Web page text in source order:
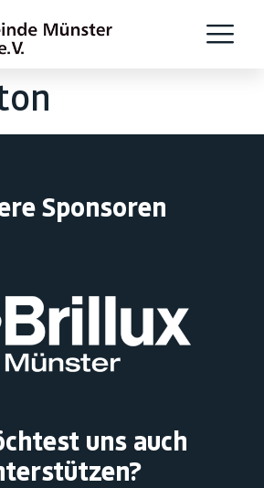
Sponsoren
uns auch